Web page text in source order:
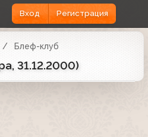
Вход Регистрация
Блеф-клуб
31.12.2000)